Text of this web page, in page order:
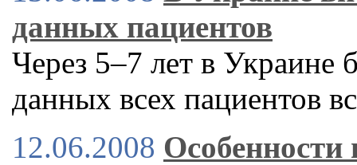
данных пациентов
Через 5–7 лет в Украине
данных всех пациентов
12.06.2008 Особенности